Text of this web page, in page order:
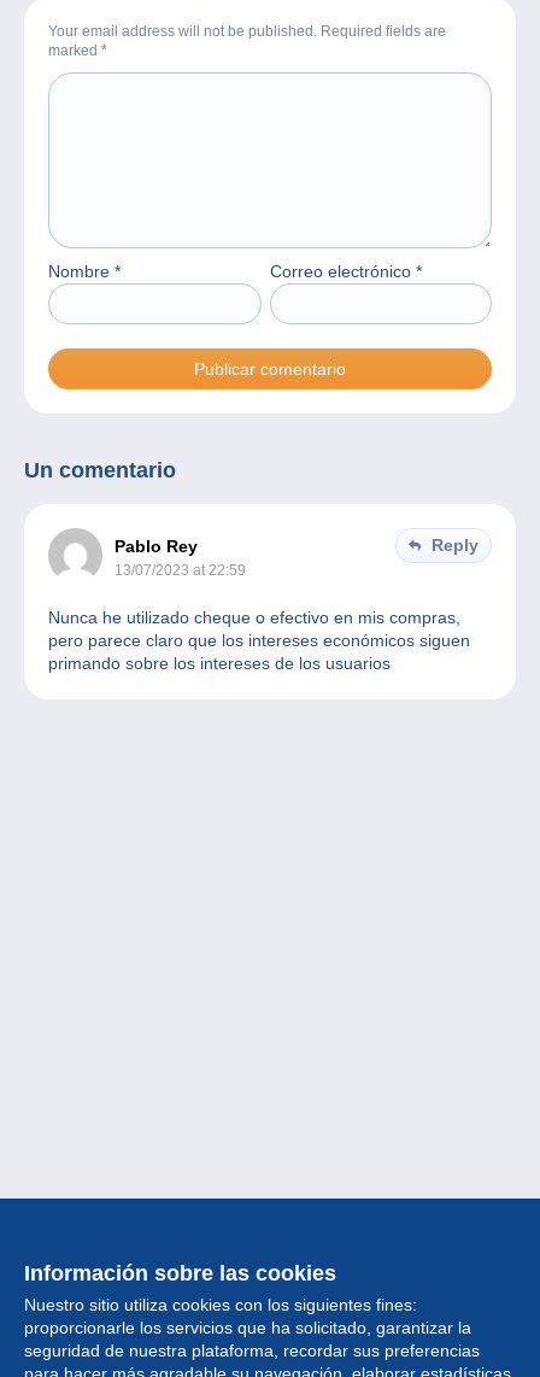
Your email address will not be published. Required fields are
marked *
Nombre * Correo electrónico *
Un comentario
Pablo Rey
13/07/2023 at 22:59
Reply
Nunca he utilizado cheque o efectivo en mis compras,
pero parece claro que los intereses económicos siguen
primando sobre los intereses de los usuarios
Información sobre las cookies
Nuestro sitio utiliza cookies con los siguientes fines:
proporcionarle los servicios que ha solicitado, garantizar la
seguridad de nuestra plataforma, recordar sus preferencias